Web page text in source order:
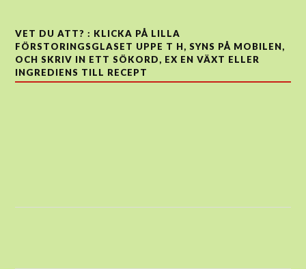
VET DU ATT? : KLICKA PÅ LILLA
FÖRSTORINGSGLASET UPPE T H, SYNS PÅ MOBILEN,
OCH SKRIV IN ETT SÖKORD, EX EN VÄXT ELLER
INGREDIENS TILL RECEPT